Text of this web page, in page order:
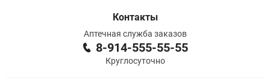
Контакты
Аптечная служба заказов
8-914-555-55-55
Круглосуточно